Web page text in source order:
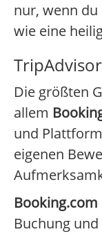
nur, wenn du
wie eine
Die größten
allem
und
eigenen
Booking.com
Buchung